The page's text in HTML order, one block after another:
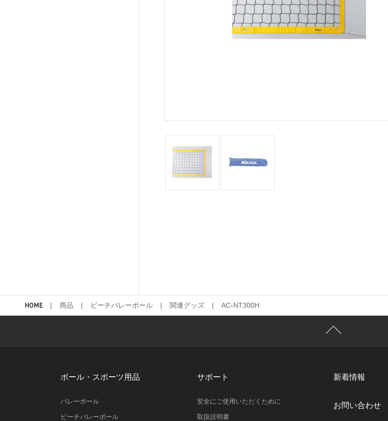
HOME 商品 ビーチバレーボール 関連グッズ AC-NT300H
ボール・スポーツ用品
バレーボール
ビーチバレーボール
サポート
安全にご使用いただくために
取扱説明書
新着情報
お問い合わせ